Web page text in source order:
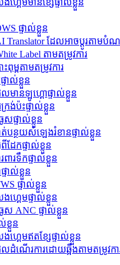
គេមមានខ្សែផ្ទាល់ខ្លួន
ផ្ទាល់ខ្លួន
Translator ដែលអាចប្ដូរតាមបំ
Label តាមតម្រូវការ
ម្ពតាមតម្រូវការ
ទាល់ខ្លួន
មានឡូហ្គោផ្ទាល់ខ្លួន
ង់ប៉ះផ្ទាល់ខ្លួន
សផ្ទាល់ខ្លួន
បន្ថយសំឡេងរំខានផ្ទាល់ខ្លួន
ដែកផ្ទាល់ខ្លួន
ារទឹកផ្ទាល់ខ្លួន
ទាល់ខ្លួន
ផ្ទាល់ខ្លួន
ហ្គេមផ្ទាល់ខ្លួន
ស ANC ផ្ទាល់ខ្លួន
ខ្លួន
ហ្គេមឥតខ្សែផ្ទាល់ខ្លួន
ដំណើរការដោយឆ្អឹងតាមតម្រូវកា